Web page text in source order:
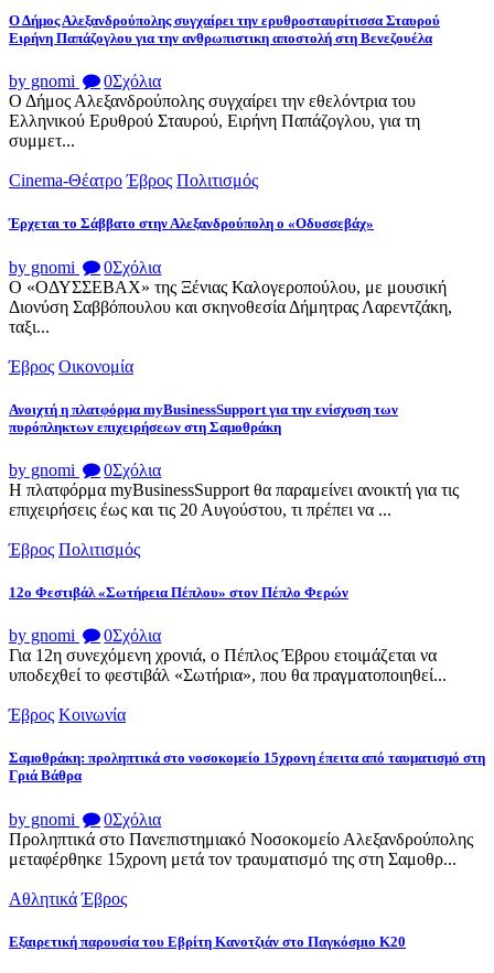
Ο Δήμος Αλεξανδρούπολης συγχαίρει την ερυθροσταυρίτισσα Σταυρού
Ειρήνη Παπάζογλου για την ανθρωπιστικη αποστολή στη Βενεζουέλα
by gnomi 0Σχόλια
Ο Δήμος Αλεξανδρούπολης συγχαίρει την εθελόντρια του
Ελληνικού Ερυθρού Σταυρού, Ειρήνη Παπάζογλου, για τη
συμμετ...
Cinema-Θέατρο Έβρος Πολιτισμός
Έρχεται το Σάββατο στην Αλεξανδρούπολη ο «Οδυσσεβάχ»
by gnomi 0Σχόλια
Ο «ΟΔΥΣΣΕΒΑΧ» της Ξένιας Καλογεροπούλου, με μουσική
Διονύση Σαββόπουλου και σκηνοθεσία Δήμητρας Λαρεντζάκη,
ταξι...
Έβρος Οικονομία
Ανοιχτή η πλατφόρμα myBusinessSupport για την ενίσχυση των
πυρόπληκτων επιχειρήσεων στη Σαμοθράκη
by gnomi 0Σχόλια
Η πλατφόρμα myBusinessSupport θα παραμείνει ανοικτή για τις
επιχειρήσεις έως και τις 20 Αυγούστου, τι πρέπει να ...
Έβρος Πολιτισμός
12ο Φεστιβάλ «Σωτήρεια Πέπλου» στον Πέπλο Φερών
by gnomi 0Σχόλια
Για 12η συνεχόμενη χρονιά, ο Πέπλος Έβρου ετοιμάζεται να
υποδεχθεί το φεστιβάλ «Σωτήρια», που θα πραγματοποιηθεί...
Έβρος Κοινωνία
Σαμοθράκη: προληπτικά στο νοσοκομείο 15χρονη έπειτα από ταυματισμό στη
Γριά Βάθρα
by gnomi 0Σχόλια
Προληπτικά στο Πανεπιστημιακό Νοσοκομείο Αλεξανδρούπολης
μεταφέρθηκε 15χρονη μετά τον τραυματισμό της στη Σαμοθρ...
Αθλητικά Έβρος
Εξαιρετική παρουσία του Εβρίτη Κανοτζιάν στο Παγκόσμιο Κ20